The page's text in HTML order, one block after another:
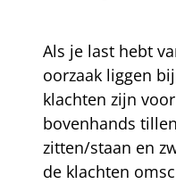
Als je last hebt
oorzaak liggen
klachten zijn
bovenhands
zitten/staan en
de klachten